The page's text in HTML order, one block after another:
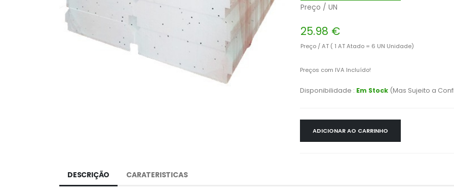
Preço / UN
25.98 €
Preço / AT ( 1 AT Atado = 6 UN Unidade)
Preços com IVA Incluído!
Disponibilidade : Em Stock (Mas Sujeito a
ADICIONAR AO CARRINHO
DESCRIÇÃO CARATERISTICAS